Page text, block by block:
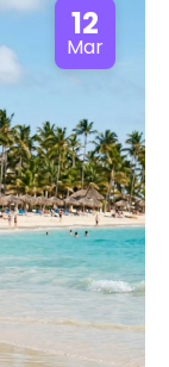
12
Mar